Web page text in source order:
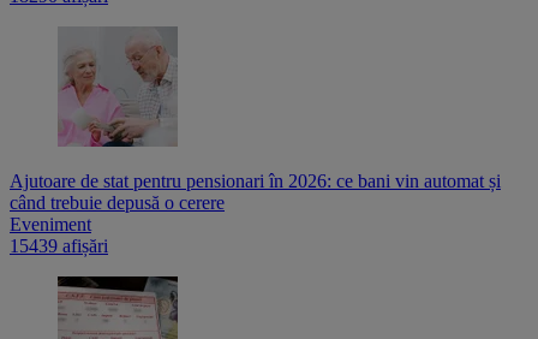
Ajutoare de stat pentru pensionari în 2026: ce bani vin automat și
când trebuie depusă o cerere
Eveniment
15439 afișări